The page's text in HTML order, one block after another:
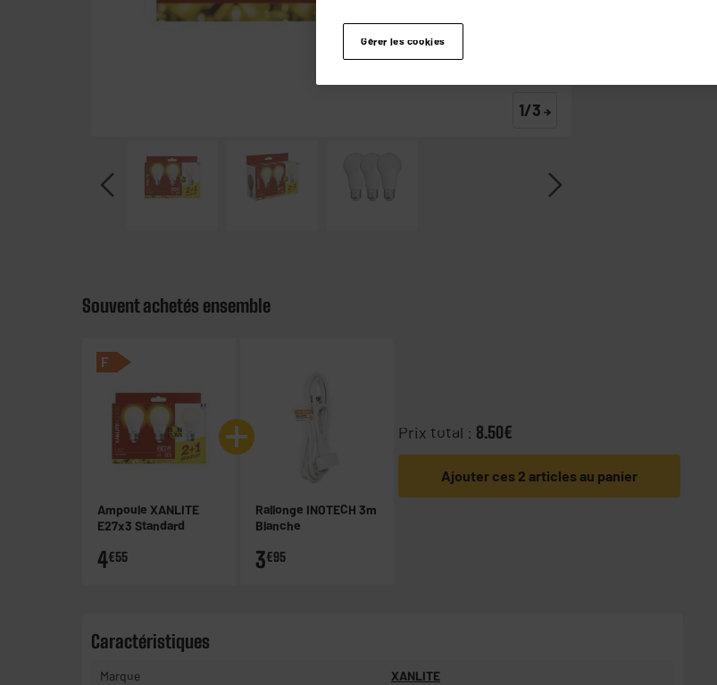
1/3
Souvent achetés ensemble
F
Ampoule XANLITE
E27x3 Standard
4€55
Rallonge INOTECH 3m
Blanche
3€95
Prix total : 8.50€
Ajouter ces 2 articles au panier
Caractéristiques
Marque XANLITE
Gérer les cookies